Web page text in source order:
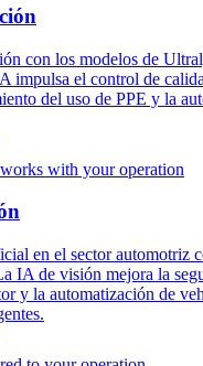
con los modelos de
impulsa el control de
del uso de PPE y la
en el sector automotriz
IA de visión mejora la
y la automatización de